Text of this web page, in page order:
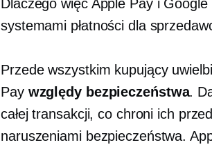
Dlaczego więc Apple Pay i
systemami płatności dla
Przede wszystkim kupujący
Pay względy bezpieczeństwa.
całej transakcji, co chroni ich
naruszeniami bezpieczeństwa.